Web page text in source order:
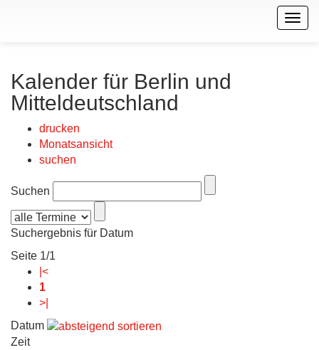
Kalender für Berlin und
Mitteldeutschland
drucken
Monatsansicht
suchen
Suchen
Suchergebnis für Datum
Seite 1/1
|<
1
>|
Datum
Zeit